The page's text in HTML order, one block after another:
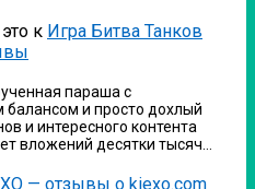
к Игра Битва Танков
параша с
и просто дохлый
и интересного контента
вложений десятки тысяч…
— отзывы о kiexo.com